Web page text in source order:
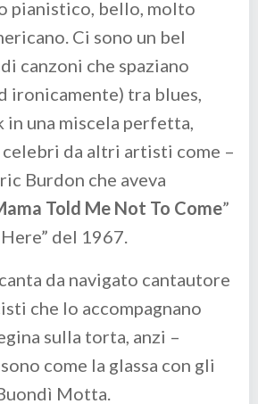
pianistico, bello, molto
Ci sono un bel
canzoni che spaziano
ironicamente) tra blues,
in una miscela perfetta,
celebri da altri artisti come –
Burdon che aveva
Told Me Not To Come”
del 1967.
da navigato cantautore
che lo accompagnano
sulla torta, anzi –
come la glassa con gli
Motta.